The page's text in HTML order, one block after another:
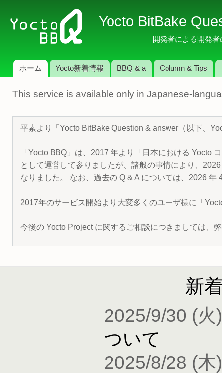
イ
コ
テ
ツ
に
移
動
Yocto BitBake
開発者による開発
メインメニュー
ホーム Yocto新着情報 BBQ & a Column & Tips
This service is available only in Japanese-
平素より「Yocto BitBake Question & answer（以下、
「Yocto BBQ」は、2017 年より「日本における Yocto
として運営して参りましたが、諸般の事情により、
なりました。 なお、過去の Q & A については、2026
2017年のサービス開始より大変多くのユーザ様に「
今後の Yocto Project に関するご相談につきましては、
新
2025/9/30 (火
ついて
2025/8/28 (木